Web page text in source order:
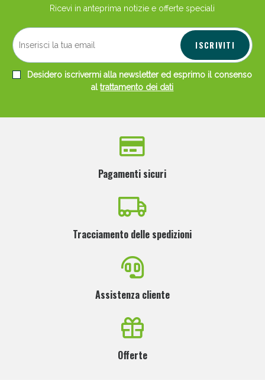
Ricevi in anteprima notizie e offerte speciali
ISCRIVITI
Desidero iscrivermi alla newsletter ed esprimo il consenso
altrattamento dei dati
Pagamenti sicuri
Tracciamento delle spedizioni
Assistenza cliente
Offerte